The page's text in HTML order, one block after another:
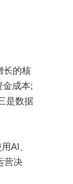
长的核
金成本;
是数据
AI、
营决